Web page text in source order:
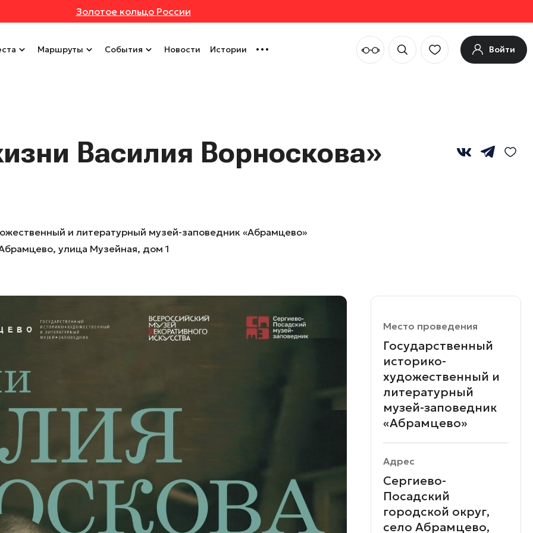
Золотое кольцо России
Маршруты События Новости Истории Войти
Василия Ворноскова»
и литературный музей-заповедник «Абрамцево»
улица Музейная, дом 1
Место проведения
Государственный
историко-
художественный и
литературный
музей-заповедник
«Абрамцево»
Адрес
Сергиево-
Посадский
городской округ,
село Абрамцево,